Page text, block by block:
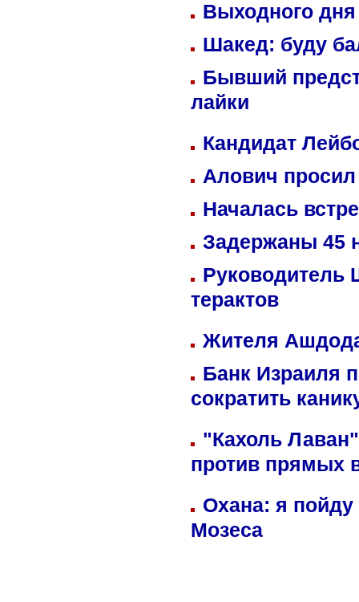
Выходного
Шакед: буду
Бывший
лайки
Кандидат
Алович просил
Началась
Задержаны 45
Руководитель
терактов
Жителя
Банк Израиля
сократить
"Кахоль
против прямых
Охана: я пойду
Мозеса